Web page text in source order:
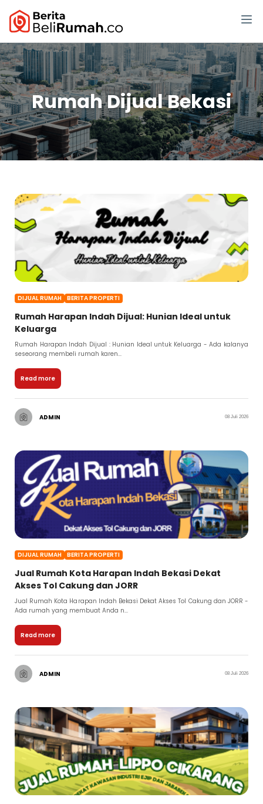
Rumah Dijual Bekasi
DIJUAL RUMAH BERITA PROPERTI
Rumah Harapan Indah Dijual: Hunian Ideal untuk
Keluarga
Rumah Harapan Indah Dijual : Hunian Ideal untuk Keluarga - Ada kalanya
seseorang membeli rumah karen...
Read more
ADMIN 08 Juli 2026
DIJUAL RUMAH BERITA PROPERTI
Jual Rumah Kota Harapan Indah Bekasi Dekat
Akses Tol Cakung dan JORR
Jual Rumah Kota Harapan Indah Bekasi Dekat Akses Tol Cakung dan JORR -
Ada rumah yang membuat Anda n...
Read more
ADMIN 08 Juli 2026